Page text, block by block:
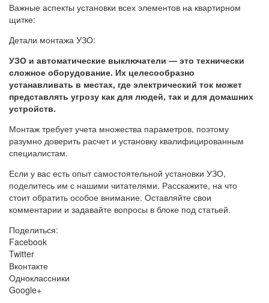
Важные аспекты установки всех элементов на квартирном
щитке:
Детали монтажа УЗО:
УЗО и автоматические выключатели — это технически
сложное оборудование. Их целесообразно
устанавливать в местах, где электрический ток может
представлять угрозу как для людей, так и для домашних
устройств.
Монтаж требует учета множества параметров, поэтому
разумно доверить расчет и установку квалифицированным
специалистам.
Если у вас есть опыт самостоятельной установки УЗО,
поделитесь им с нашими читателями. Расскажите, на что
стоит обратить особое внимание. Оставляйте свои
комментарии и задавайте вопросы в блоке под статьей.
Поделиться:
Facebook
Twitter
Вконтакте
Одноклассники
Google+